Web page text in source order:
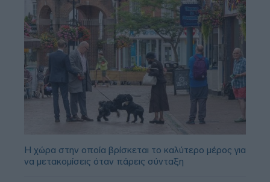
Η χώρα στην οποία βρίσκεται το καλύτερο μέρος για
να μετακομίσεις όταν πάρεις σύνταξη